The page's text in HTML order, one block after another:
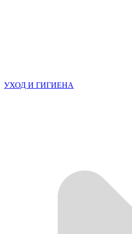
УХОД И ГИГИЕНА